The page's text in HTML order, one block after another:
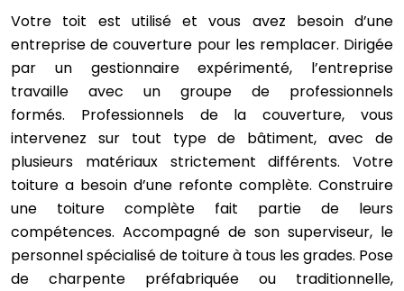
Votre toit est utilisé et vous avez besoin d’une
entreprise de couverture pour les remplacer. Dirigée
par un gestionnaire expérimenté, l’entreprise
travaille avec un groupe de professionnels
formés. Professionnels de la couverture, vous
intervenez sur tout type de bâtiment, avec de
plusieurs matériaux strictement différents. Votre
toiture a besoin d’une refonte complète. Construire
une toiture complète fait partie de leurs
compétences. Accompagné de son superviseur, le
personnel spécialisé de toiture à tous les grades. Pose
de charpente préfabriquée ou traditionnelle,